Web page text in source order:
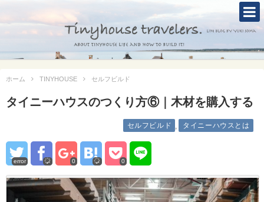
ホーム TINYHOUSE セルフビルド
タイニーハウスのつくり方⑥｜木材を購入する
セルフビルド , タイニーハウスとは
error 0 0
ABOUT
タイニーハウスとは
BLOG
CONTACT